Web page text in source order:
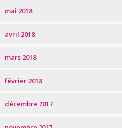
mai 2018
avril 2018
mars 2018
février 2018
décembre 2017